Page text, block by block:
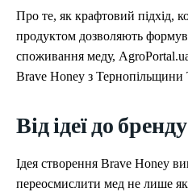
Про те, як крафтовий підхід,
продуктом дозволяють
споживання меду,
Brave Honey з Тернопільщини
Від ідеї до бренду
Ідея створення Brave Honey
переосмислити мед не лише